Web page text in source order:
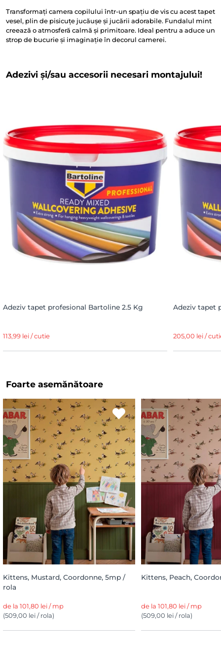
Transformați camera copilului într-un spațiu de vis cu acest tapet
vesel, plin de pisicuțe jucăușe și jucării adorabile. Fundalul mint
creează o atmosferă calmă și primitoare. Ideal pentru a aduce un
strop de bucurie și imaginație în decorul camerei.
Adezivi și/sau accesorii necesari montajului!
Adeziv tapet profesional Bartoline 2.5 Kg
113,99 lei / cutie
Adeziv tapet
205,00 lei /
Foarte asemănătoare
Kittens, Mustard, Coordonne, 5mp /
rola
de la 101,80 lei / mp
(509,00 lei / rola)
Kittens, Peach,
de la 101,80 lei / mp
(509,00 lei / rola)